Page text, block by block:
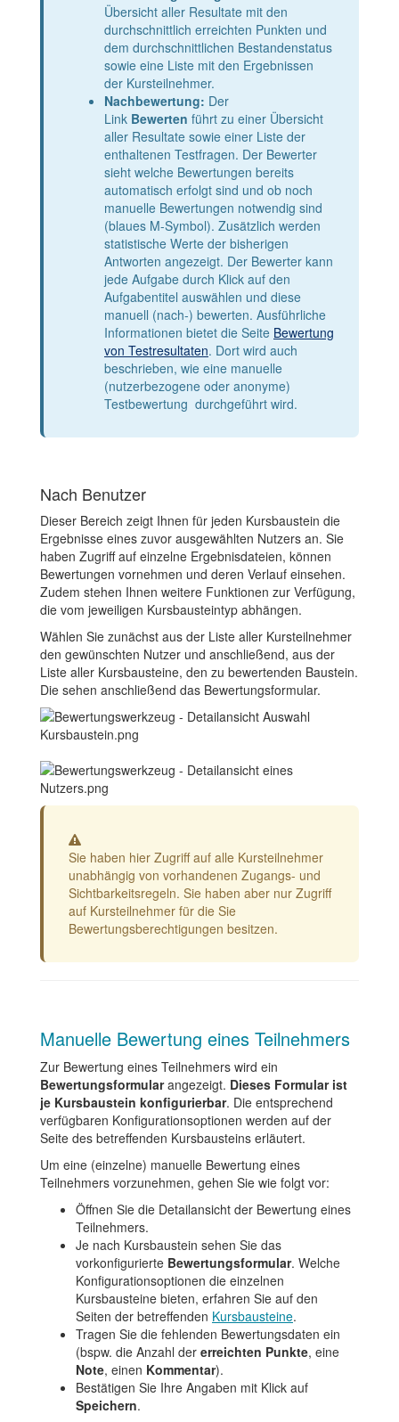
Übersicht aller Resultate mit den
durchschnittlich erreichten Punkten und
dem durchschnittlichen Bestandenstatus
sowie eine Liste mit den Ergebnissen
der Kursteilnehmer.
Nachbewertung: Der
Link Bewerten führt zu einer Übersicht
aller Resultate sowie einer Liste der
enthaltenen Testfragen. Der Bewerter
sieht welche Bewertungen bereits
automatisch erfolgt sind und ob noch
manuelle Bewertungen notwendig sind
(blaues M-Symbol). Zusätzlich werden
statistische Werte der bisherigen
Antworten angezeigt. Der Bewerter kann
jede Aufgabe durch Klick auf den
Aufgabentitel auswählen und diese
manuell (nach-) bewerten. Ausführliche
Informationen bietet die Seite Bewertung
von Testresultaten. Dort wird auch
beschrieben, wie eine manuelle
(nutzerbezogene oder anonyme)
Testbewertung durchgeführt wird.
Nach Benutzer
Dieser Bereich zeigt Ihnen für jeden Kursbaustein die
Ergebnisse eines zuvor ausgewählten Nutzers an. Sie
haben Zugriff auf einzelne Ergebnisdateien, können
Bewertungen vornehmen und deren Verlauf einsehen.
Zudem stehen Ihnen weitere Funktionen zur Verfügung,
die vom jeweiligen Kursbausteintyp abhängen.
Wählen Sie zunächst aus der Liste aller Kursteilnehmer
den gewünschten Nutzer und anschließend, aus der
Liste aller Kursbausteine, den zu bewertenden Baustein.
Die sehen anschließend das Bewertungsformular.
Sie haben hier Zugriff auf alle Kursteilnehmer
unabhängig von vorhandenen Zugangs- und
Sichtbarkeitsregeln. Sie haben aber nur Zugriff
auf Kursteilnehmer für die Sie
Bewertungsberechtigungen besitzen.
Manuelle Bewertung eines Teilnehmers
Zur Bewertung eines Teilnehmers wird ein
Bewertungsformularangezeigt. Dieses Formular ist
je Kursbaustein konfigurierbar. Die entsprechend
verfügbaren Konfigurationsoptionen werden auf der
Seite des betreffenden Kursbausteins erläutert.
Um eine (einzelne) manuelle Bewertung eines
Teilnehmers vorzunehmen, gehen Sie wie folgt vor:
Öffnen Sie die Detailansicht der Bewertung eines
Teilnehmers.
Je nach Kursbaustein sehen Sie das
vorkonfigurierte Bewertungsformular. Welche
Konfigurationsoptionen die einzelnen
Kursbausteine bieten, erfahren Sie auf den
Seiten der betreffenden Kursbausteine.
Tragen Sie die fehlenden Bewertungsdaten ein
(bspw. die Anzahl der erreichten Punkte, eine
Note, einen Kommentar).
Bestätigen Sie Ihre Angaben mit Klick auf
Speichern.